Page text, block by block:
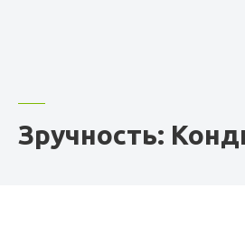
Зручность: